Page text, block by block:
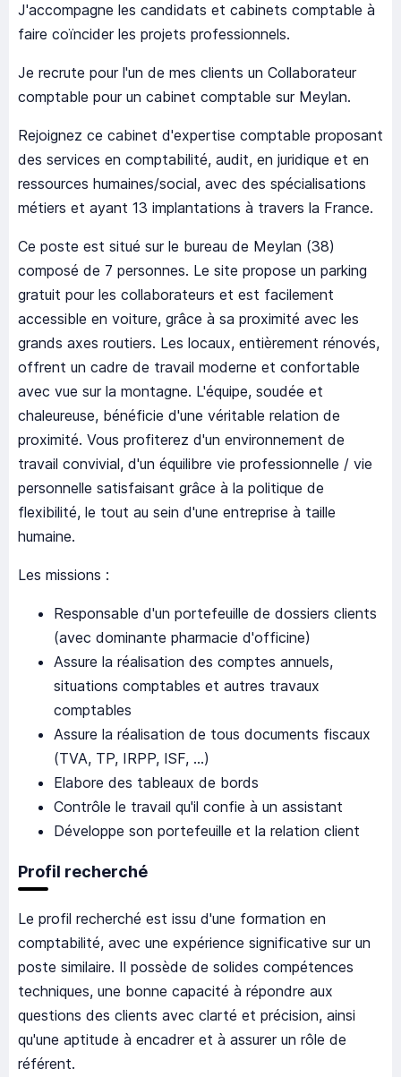
J'accompagne les candidats et cabinets comptable à
faire coïncider les projets professionnels.
Je recrute pour l'un de mes clients un Collaborateur
comptable pour un cabinet comptable sur Meylan.
Rejoignez ce cabinet d'expertise comptable proposant
des services en comptabilité, audit, en juridique et en
ressources humaines/social, avec des spécialisations
métiers et ayant 13 implantations à travers la France.
Ce poste est situé sur le bureau de Meylan (38)
composé de 7 personnes. Le site propose un parking
gratuit pour les collaborateurs et est facilement
accessible en voiture, grâce à sa proximité avec les
grands axes routiers. Les locaux, entièrement rénovés,
offrent un cadre de travail moderne et confortable
avec vue sur la montagne. L'équipe, soudée et
chaleureuse, bénéficie d'une véritable relation de
proximité. Vous profiterez d'un environnement de
travail convivial, d'un équilibre vie professionnelle / vie
personnelle satisfaisant grâce à la politique de
flexibilité, le tout au sein d'une entreprise à taille
humaine.
Les missions :
Responsable d'un portefeuille de dossiers clients
(avec dominante pharmacie d'officine)
Assure la réalisation des comptes annuels,
situations comptables et autres travaux
comptables
Assure la réalisation de tous documents fiscaux
(TVA, TP, IRPP, ISF, …)
Elabore des tableaux de bords
Contrôle le travail qu'il confie à un assistant
Développe son portefeuille et la relation client
Profil recherché
Le profil recherché est issu d'une formation en
comptabilité, avec une expérience significative sur un
poste similaire. Il possède de solides compétences
techniques, une bonne capacité à répondre aux
questions des clients avec clarté et précision, ainsi
qu'une aptitude à encadrer et à assurer un rôle de
référent.